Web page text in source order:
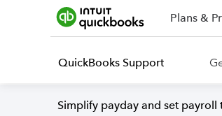
Plans &
QuickBooks Support
Simplify payday and set